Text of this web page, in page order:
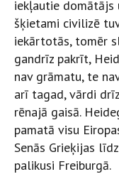
iekļautie domātājs
šķietami civilizē
iekārtotās, tomēr
gandrīz pakrīt,
nav grāmatu, te
arī tagad, vārdi
rēnajā gaisā.
pamatā visu
Senās Grieķijas
palikusi Freiburgā.